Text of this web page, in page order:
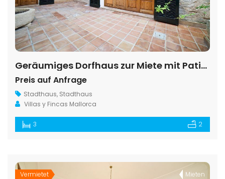
Geräumiges Dorfhaus zur Miete mit Patio in Es Llombards
Preis auf Anfrage
Stadthaus, Stadthaus
Villas y Fincas Mallorca
3 2
Vermietet
Mieten